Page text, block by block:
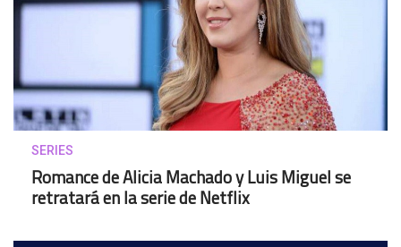
SERIES
Romance de Alicia Machado y Luis Miguel se
retratará en la serie de Netflix